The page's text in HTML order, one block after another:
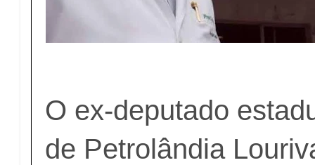
O ex-deputado
de Petrolândia